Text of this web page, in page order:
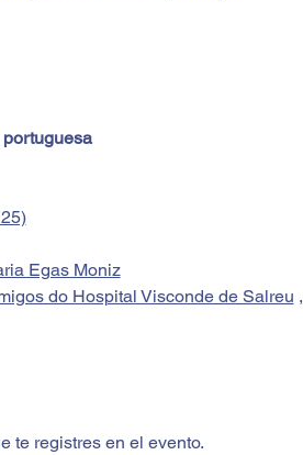
Egas Moniz
do Hospital Visconde de Salreu ,
te registres en el evento.